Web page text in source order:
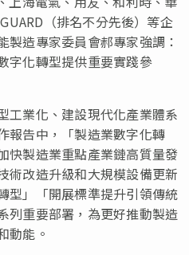
（排名不分先後）等企
製造專家委員會郝專家強調：
字化轉型提供重要實踐參
工業化、建設現代化產業體系
報告中，「製造業數字化轉
快製造業重點產業鏈高質量發
術改造升級和大規模設備更新
型」「開展標準提升引領傳統
重要部署，為更好推動製造
動能。